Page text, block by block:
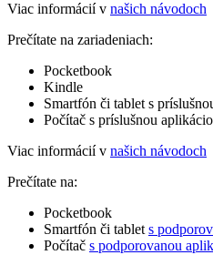
Viac informácií v našich návodoch
Prečítate na zariadeniach:
Pocketbook
Kindle
Smartfón či tablet s
Počítač s príslušnou
Viac informácií v našich návodoch
Prečítate na:
Pocketbook
Smartfón či tablet s
Počítač s podporovanou